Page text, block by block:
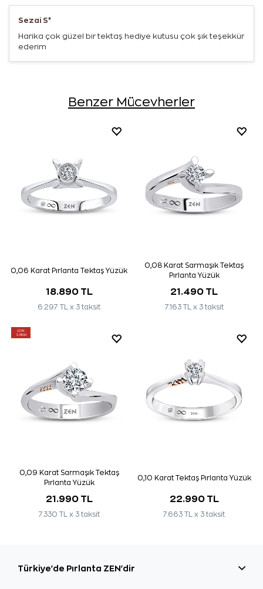
Sezai S*
Harika çok güzel bir tektaş hediye kutusu çok şık teşekkür
ederim
Benzer Mücevherler
0,06 Karat Pırlanta Tektaş Yüzük
18.890 TL
6.297 TL x 3 taksit
0,08 Karat Sarmaşık Tektaş
Pırlanta Yüzük
21.490 TL
7.163 TL x 3 taksit
ÇOK
SATAN
0,09 Karat Sarmaşık Tektaş
Pırlanta Yüzük
21.990 TL
7.330 TL x 3 taksit
0,10 Karat Tektaş Pırlanta Yüzük
22.990 TL
7.663 TL x 3 taksit
Türkiye'de Pırlanta ZEN'dir